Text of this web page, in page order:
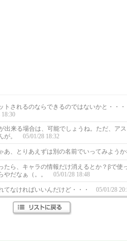
トされるのならできるのではないかと・・・
18:30
出来る場合は、可能でしょうね。ただ、ア
が。
05/01/28 18:32
あ、とりあえずは別の名前でいってみようか
たら、キャラの情報だけ消えるとか？βで使
やだなぁ（。。
05/01/28 18:48
てなければいいんだけど・・・ 05/01/28